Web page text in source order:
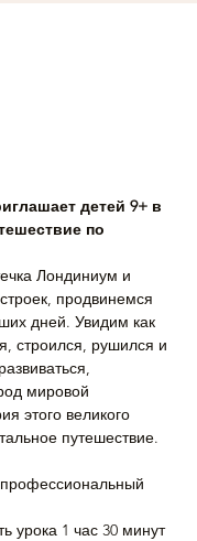
детей 9+ в
по
Лондиниум и
продвинемся
дней. Увидим как
строился, рушился и
мировой
этого великого
путешествие.
урока 1 час 30 минут